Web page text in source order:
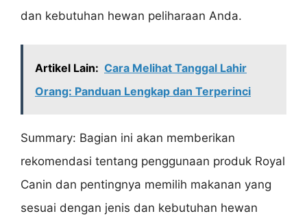
dan kebutuhan hewan peliharaan Anda.
Artikel Lain: Cara Melihat Tanggal Lahir
Orang: Panduan Lengkap dan Terperinci
Summary: Bagian ini akan memberikan
rekomendasi tentang penggunaan produk Royal
Canin dan pentingnya memilih makanan yang
sesuai dengan jenis dan kebutuhan hewan